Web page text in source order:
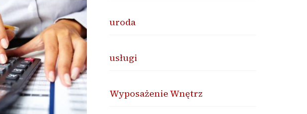
uroda
usługi
Wyposażenie Wnętrz